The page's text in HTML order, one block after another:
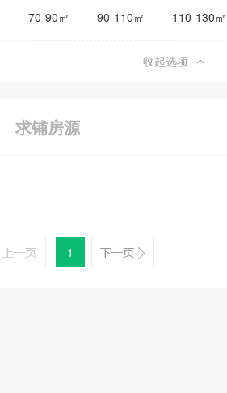
70-90㎡ 90-110㎡ 110-130㎡
收起选项
求铺房源
1